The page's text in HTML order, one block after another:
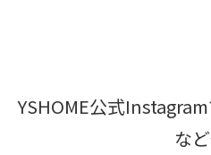
YSHOME公式
な